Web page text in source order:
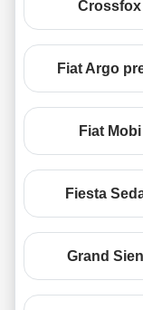
Crossfox
Fiat Argo
Fiat Mobi
Fiesta
Grand